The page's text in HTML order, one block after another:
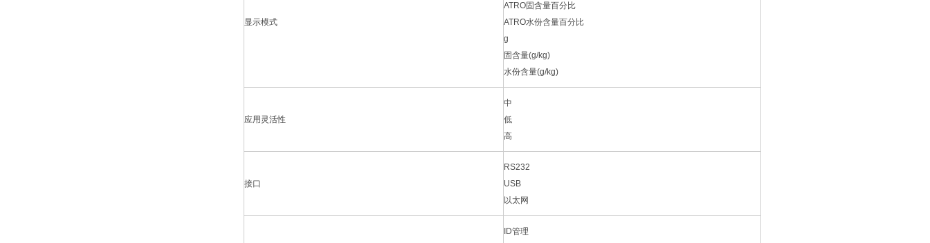
显示模式
ATRO固含量百分比
ATRO水份含量百分比
g
固含量(g/kg)
水份含量(g/kg)
应用灵活性
中
低
高
接口
RS232
USB
以太网
ID管理